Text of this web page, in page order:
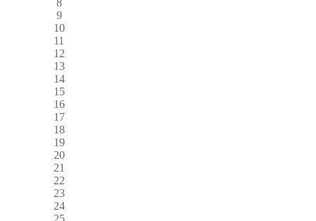
9
10
11
12
13
14
15
16
17
18
19
20
21
22
23
24
25